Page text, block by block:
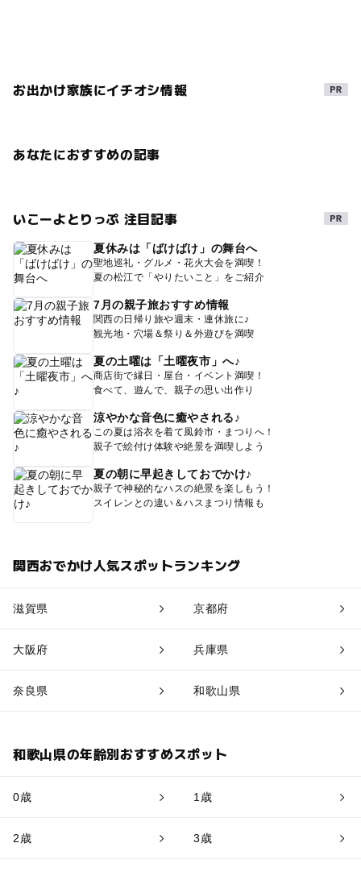
お出かけ家族にイチオシ情報
あなたにおすすめの記事
いこーよとりっぷ 注目記事
夏休みは「ばけばけ」の舞台へ
聖地巡礼・グルメ・花火大会を満喫！
夏の松江で「やりたいこと」をご紹介
7月の親子旅おすすめ情報
関西の日帰り旅や週末・連休旅に♪
観光地・穴場＆祭り＆外遊びを満喫
夏の土曜は「土曜夜市」へ♪
商店街で縁日・屋台・イベント満喫！
食べて、遊んで、親子の思い出作り
涼やかな音色に癒やされる♪
この夏は浴衣を着て風鈴市・まつりへ！
親子で絵付け体験や絶景を満喫しよう
夏の朝に早起きしておでかけ♪
親子で神秘的なハスの絶景を楽しもう！
スイレンとの違い＆ハスまつり情報も
関西おでかけ人気スポットランキング
滋賀県 京都府
大阪府 兵庫県
奈良県 和歌山県
和歌山県の年齢別おすすめスポット
0歳 1歳
2歳 3歳